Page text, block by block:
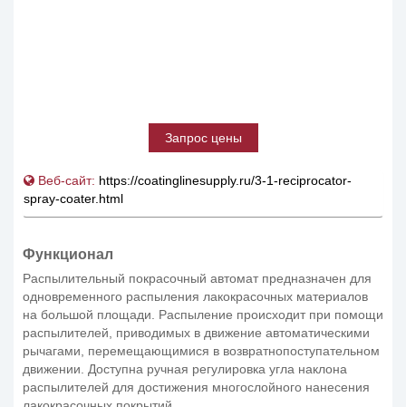
Запрос цены
Веб-сайт: https://coatinglinesupply.ru/3-1-reciprocator-
spray-coater.html
Функционал
Распылительный покрасочный автомат предназначен для
одновременного распыления лакокрасочных материалов
на большой площади. Распыление происходит при помощи
распылителей, приводимых в движение автоматическими
рычагами, перемещающимися в возвратнопоступательном
движении. Доступна ручная регулировка угла наклона
распылителей для достижения многослойного нанесения